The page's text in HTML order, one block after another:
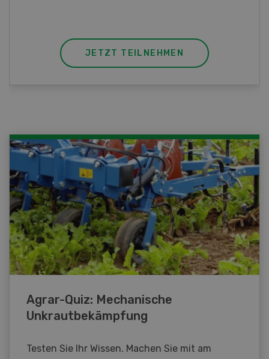
JETZT TEILNEHMEN
Agrar-Quiz: Mechanische
Unkrautbekämpfung
Testen Sie Ihr Wissen. Machen Sie mit am